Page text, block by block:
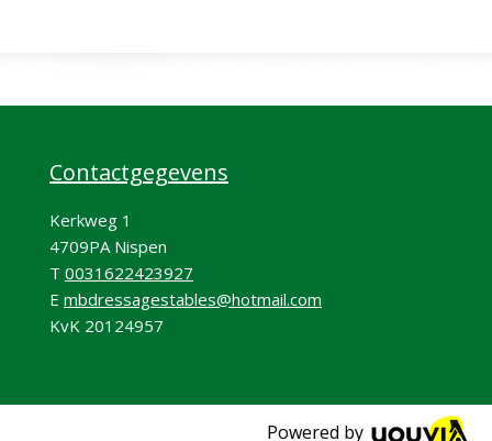
Contactgegevens
Kerkweg 1
4709PA Nispen
T 0031622423927
E mbdressagestables@hotmail.com
KvK 20124957
Powered by